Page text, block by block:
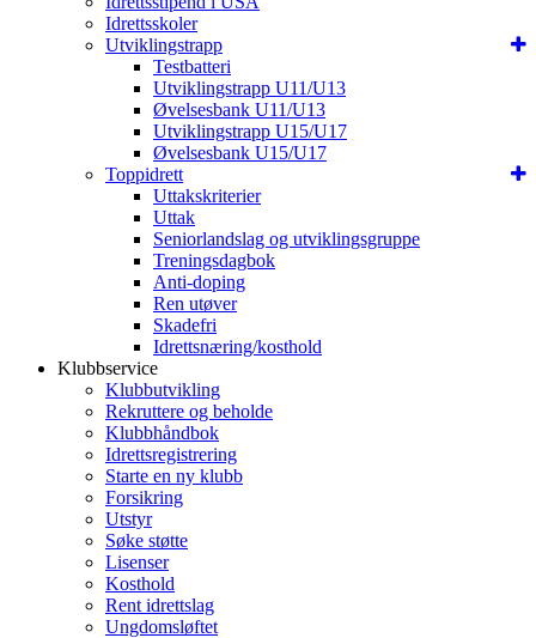
Idrettsskoler
Utviklingstrapp
Testbatteri
Utviklingstrapp U11/U13
Øvelsesbank U11/U13
Utviklingstrapp U15/U17
Øvelsesbank U15/U17
Toppidrett
Uttakskriterier
Uttak
Seniorlandslag og utviklingsgruppe
Treningsdagbok
Anti-doping
Ren utøver
Skadefri
Idrettsnæring/kosthold
Klubbservice
Klubbutvikling
Rekruttere og beholde
Klubbhåndbok
Idrettsregistrering
Starte en ny klubb
Forsikring
Utstyr
Søke støtte
Lisenser
Kosthold
Rent idrettslag
Ungdomsløftet